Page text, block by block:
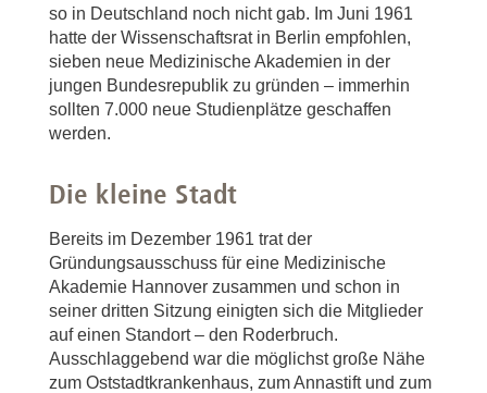
so in Deutschland noch nicht gab. Im Juni 1961
hatte der Wissenschaftsrat in Berlin empfohlen,
sieben neue Medizinische Akademien in der
jungen Bundesrepublik zu gründen – immerhin
sollten 7.000 neue Studienplätze geschaffen
werden.
Die kleine Stadt
Bereits im Dezember 1961 trat der
Gründungsausschuss für eine Medizinische
Akademie Hannover zusammen und schon in
seiner dritten Sitzung einigten sich die Mitglieder
auf einen Standort – den Roderbruch.
Ausschlaggebend war die möglichst große Nähe
zum Oststadtkrankenhaus, zum Annastift und zum